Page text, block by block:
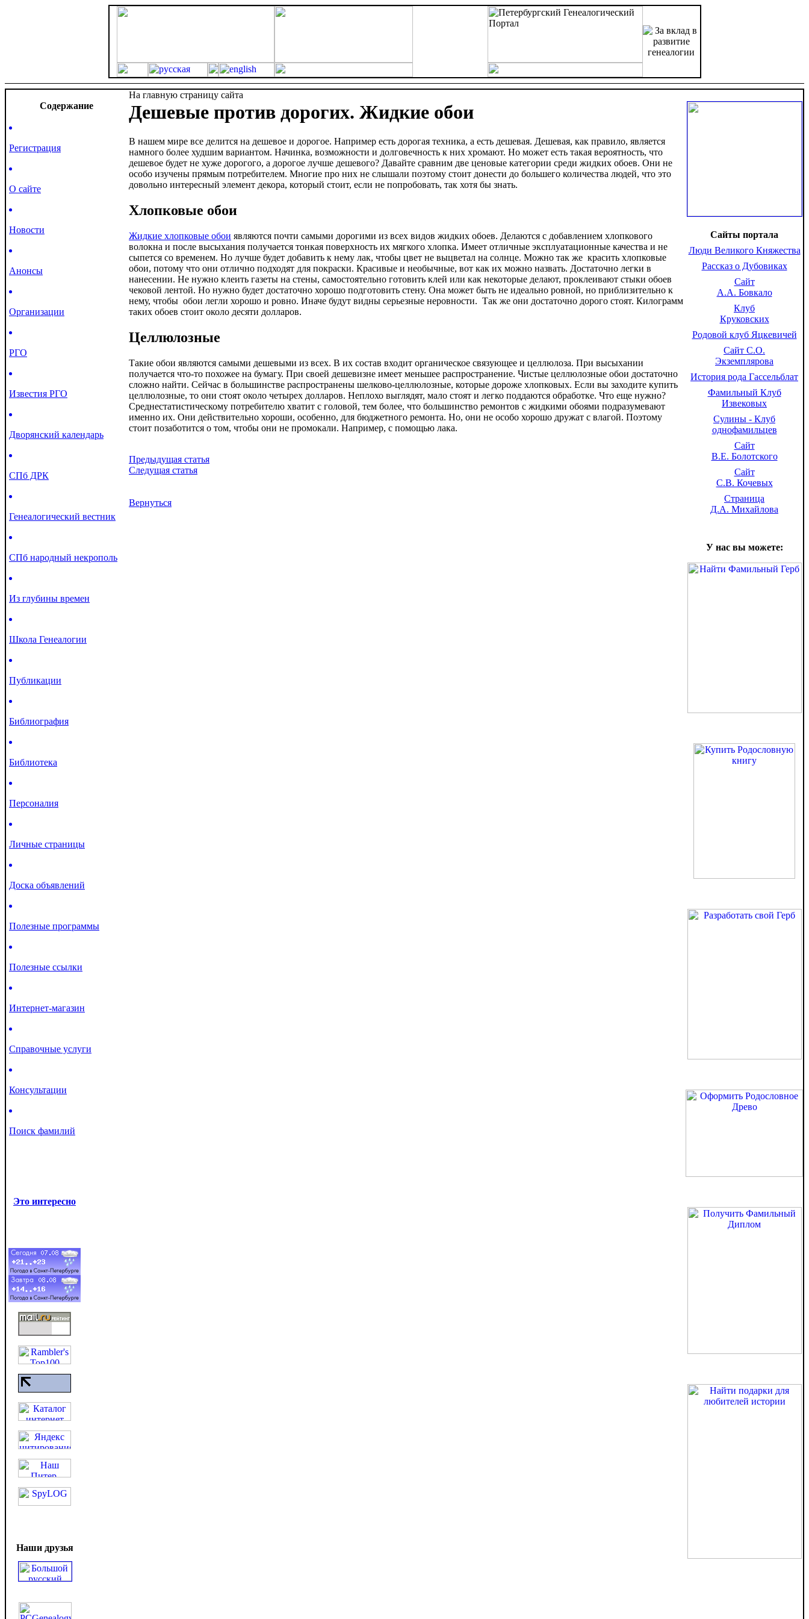
Cодержание
Регистрация
О сайте
Новости
Анонсы
Организации
РГО
Известия РГО
Дворянский календарь
СПб ДРК
Генеалогический вестник
СПб народный некрополь
Из глубины времен
Школа Генеалогии
Публикации
Библиография
Библиотека
Персоналия
Личные страницы
Доска объявлений
Полезные программы
Полезные ссылки
Интернет-магазин
Справочные услуги
Консультации
Поиск фамилий
Это интересно
Наши друзья
На главную страницу сайта
Дешевые против дорогих. Жидкие обои
В нашем мире все делится на дешевое и дорогое. Например есть дорогая техника, а есть дешевая. Дешевая, как правило, является
намного более худшим вариантом. Начинка, возможности и долговечность к них хромают. Но может есть такая вероятность, что
дешевое будет не хуже дорогого, а дорогое лучше дешевого? Давайте сравним две ценовые категории среди жидких обоев. Они не
особо изучены прямым потребителем. Многие про них не слышали поэтому стоит донести до большего количества людей, что это
довольно интересный элемент декора, который стоит, если не попробовать, так хотя бы знать.
Хлопковые обои
Жидкие хлопковые обои являются почти самыми дорогими из всех видов жидких обоев. Делаются с добавлением хлопкового
волокна и после высыхания получается тонкая поверхность их мягкого хлопка. Имеет отличные эксплуатационные качества и не
сыпется со временем. Но лучше будет добавить к нему лак, чтобы цвет не выцветал на солнце. Можно так же красить хлопковые
обои, потому что они отлично подходят для покраски. Красивые и необычные, вот как их можно назвать. Достаточно легки в
нанесении. Не нужно клеить газеты на стены, самостоятельно готовить клей или как некоторые делают, проклеивают стыки обоев
чековой лентой. Но нужно будет достаточно хорошо подготовить стену. Она может быть не идеально ровной, но приблизительно к
нему, чтобы обои легли хорошо и ровно. Иначе будут видны серьезные неровности. Так же они достаточно дорого стоят. Килограмм
таких обоев стоит около десяти долларов.
Целлюлозные
Такие обои являются самыми дешевыми из всех. В их состав входит органическое связующее и целлюлоза. При высыхании
получается что-то похожее на бумагу. При своей дешевизне имеет меньшее распространение. Чистые целлюлозные обои достаточно
сложно найти. Сейчас в большинстве распространены шелково-целлюлозные, которые дороже хлопковых. Если вы заходите купить
целлюлозные, то они стоят около четырех долларов. Неплохо выглядят, мало стоят и легко поддаются обработке. Что еще нужно?
Среднестатистическому потребителю хватит с головой, тем более, что большинство ремонтов с жидкими обоями подразумевают
именно их. Они действительно хороши, особенно, для бюджетного ремонта. Но, они не особо хорошо дружат с влагой. Поэтому
стоит позаботится о том, чтобы они не промокали. Например, с помощью лака.
Предыдущая статья
Следущая статья
Вернуться
Сайты портала
Люди Великого Княжества
Рассказ о Дубовиках
Сайт
А.А. Бовкало
Клуб
Круковских
Родовой клуб Яцкевичей
Сайт С.О.
Экземплярова
История рода Гассельблат
Фамильный Клуб
Извековых
Сулины - Клуб
однофамильцев
Сайт
В.Е. Болотского
Сайт
С.В. Кочевых
Страница
Д.А. Михайлова
У нас вы можете: